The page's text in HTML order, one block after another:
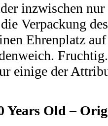
inzwischen nur
Verpackung
Ehrenplatz
einige der
Years Old –